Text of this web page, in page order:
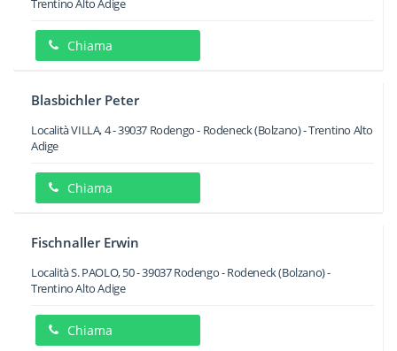
Trentino Alto Adige
Chiama
Blasbichler Peter
Località VILLA, 4-39037 Rodengo - Rodeneck(Bolzano) -Trentino Alto
Adige
Chiama
Fischnaller Erwin
Località S. PAOLO, 50-39037Rodengo - Rodeneck(Bolzano) -
Trentino Alto Adige
Chiama